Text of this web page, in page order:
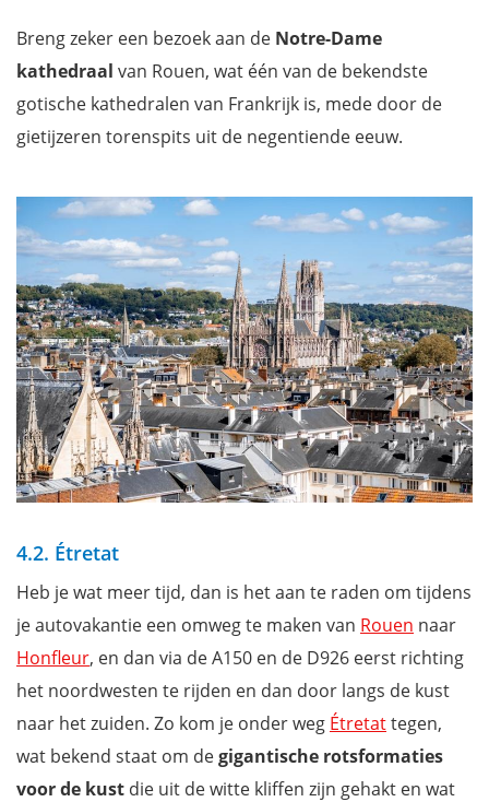
Breng zeker een bezoek aan de Notre-Dame
kathedraal van Rouen, wat één van de bekendste
gotische kathedralen van Frankrijk is, mede door de
gietijzeren torenspits uit de negentiende eeuw.
4.2. Étretat
Heb je wat meer tijd, dan is het aan te raden om tijdens
je autovakantie een omweg te maken van Rouen naar
Honfleur, en dan via de A150 en de D926 eerst richting
het noordwesten te rijden en dan door langs de kust
naar het zuiden. Zo kom je onder weg Étretattegen,
wat bekend staat om degigantische rotsformaties
voor de kust die uit de witte kliffen zijn gehakt en wat